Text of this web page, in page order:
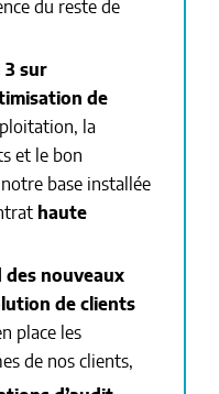
du reste de
3 sur
de
la
et le bon
base installée
haute
des nouveaux
de clients
place les
de nos clients,